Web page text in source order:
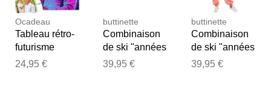
Taille S - Noir
Ocadeau
Tableau rétro-
futurisme
années 80
24,95 €
buttinette
Combinaison
de ski "années
80" pour
39,95 €
buttinette
Combinaison
de ski "années
80" pour
39,95 €